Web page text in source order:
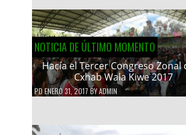
NOTICIA DE ÚLTIMO MOMENTO
Hacía el Tercer Congreso Zonal
Cxhab Wala Kiwe 2017
PDENERO 31, 2017BYADMIN